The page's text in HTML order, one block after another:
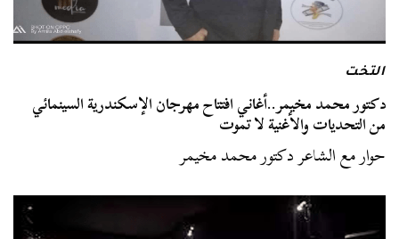
التخت
دكتور محمد مخيمر..أغاني افتتاح مهرجان الإسكندرية السينمائي
من التحديات والأغنية لا تموت
حوار مع الشاعر دكتور محمد مخيمر